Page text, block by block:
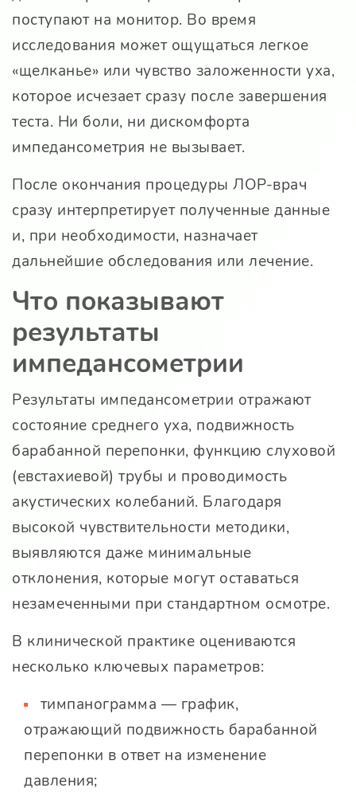
поступают на монитор. Во время
исследования может ощущаться легкое
«щелканье» или чувство заложенности уха,
которое исчезает сразу после завершения
теста. Ни боли, ни дискомфорта
импедансометрия не вызывает.
После окончания процедуры ЛОР-врач
сразу интерпретирует полученные данные
и, при необходимости, назначает
дальнейшие обследования или лечение.
Что показывают
результаты
импедансометрии
Результаты импедансометрии отражают
состояние среднего уха, подвижность
барабанной перепонки, функцию слуховой
(евстахиевой) трубы и проводимость
акустических колебаний. Благодаря
высокой чувствительности методики,
выявляются даже минимальные
отклонения, которые могут оставаться
незамеченными при стандартном осмотре.
В клинической практике оцениваются
несколько ключевых параметров:
тимпанограмма — график,
отражающий подвижность барабанной
перепонки в ответ на изменение
давления;